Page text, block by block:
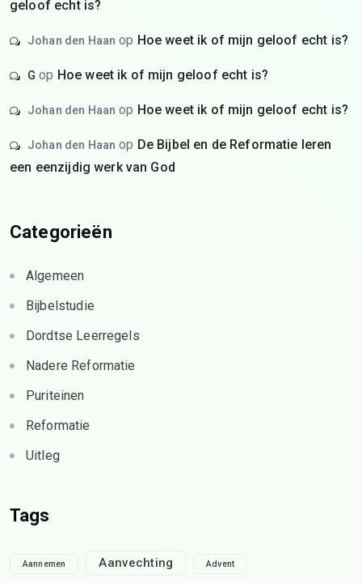
geloof echt is?
Johan den Haan op Hoe weet ik of mijn geloof echt is?
G op Hoe weet ik of mijn geloof echt is?
Johan den Haan op Hoe weet ik of mijn geloof echt is?
Johan den Haan op De Bijbel en de Reformatie leren
een eenzijdig werk van God
Categorieën
Algemeen
Bijbelstudie
Dordtse Leerregels
Nadere Reformatie
Puriteinen
Reformatie
Uitleg
Tags
Aannemen Aanvechting Advent